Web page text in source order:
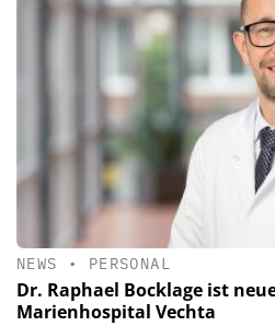
NEWS • PERSONAL
Dr. Raphael Bocklage ist
Marienhospital Vechta